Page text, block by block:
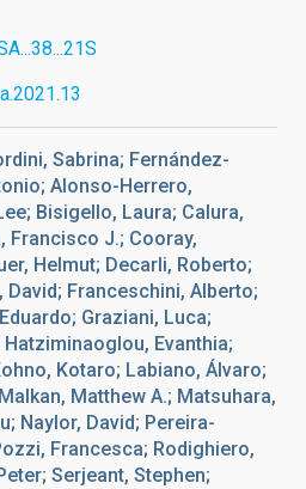
Sabrina; Fernández-
Alonso-Herrero,
Bisigello, Laura; Calura,
Francisco J.; Cooray,
Helmut; Decarli, Roberto;
David; Franceschini, Alberto;
Graziani, Luca;
Evanthia;
Kotaro; Labiano, Álvaro;
Matthew A.; Matsuhara,
Naylor, David; Pereira-
Francesca; Rodighiero,
Serjeant, Stephen;